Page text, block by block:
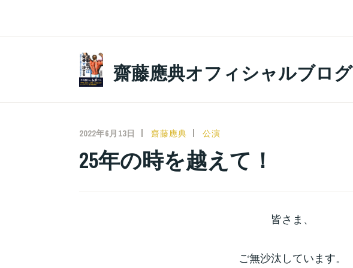
齋藤應典オフィシャルブログ
2022年6月13日 齋藤應典 公演
25年の時を越えて！
皆さま、
ご無沙汰しています。